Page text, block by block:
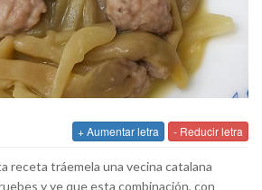
+ Aumentar letra - Reducir letra
receta tráemela una vecina catalana
y ye que esta combinación, con